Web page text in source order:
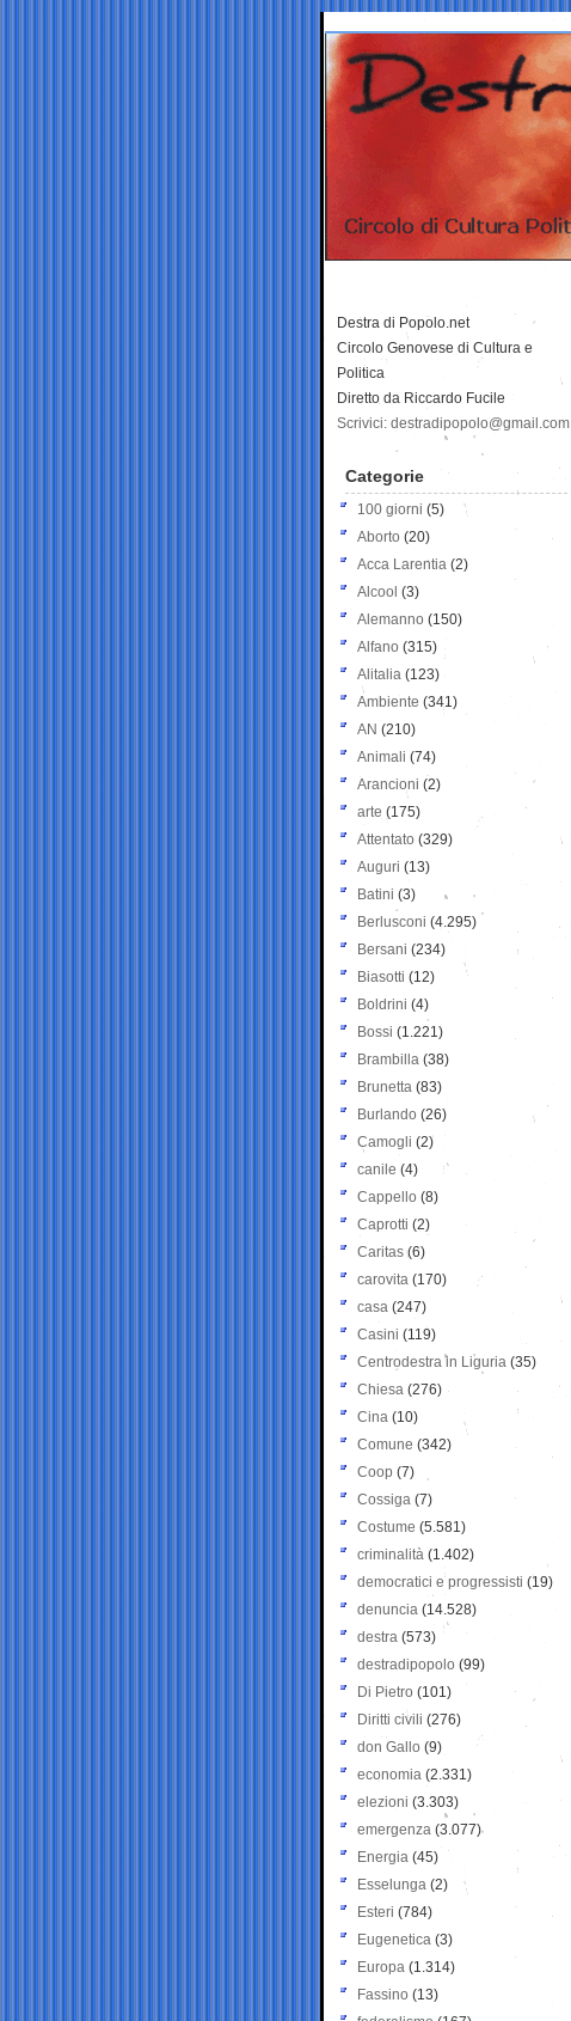
Destra di Popolo.net
Circolo Genovese di Cultura e
Politica
Diretto da Riccardo Fucile
Scrivici: destradipopolo@gmail.com
Categorie
100 giorni (5)
Aborto (20)
Acca Larentia (2)
Alcool (3)
Alemanno (150)
Alfano (315)
Alitalia (123)
Ambiente (341)
AN (210)
Animali (74)
Arancioni (2)
arte (175)
Attentato (329)
Auguri (13)
Batini (3)
Berlusconi (4.295)
Bersani (234)
Biasotti (12)
Boldrini (4)
Bossi (1.221)
Brambilla (38)
Brunetta (83)
Burlando (26)
Camogli (2)
canile (4)
Cappello (8)
Caprotti (2)
Caritas (6)
carovita (170)
casa (247)
Casini (119)
Centrodestra in Liguria (35)
Chiesa (276)
Cina (10)
Comune (342)
Coop (7)
Cossiga (7)
Costume (5.581)
criminalità (1.402)
democratici e progressisti (19)
denuncia (14.528)
destra (573)
destradipopolo (99)
Di Pietro (101)
Diritti civili (276)
don Gallo (9)
economia (2.331)
elezioni (3.303)
emergenza (3.077)
Energia (45)
Esselunga (2)
Esteri (784)
Eugenetica (3)
Europa (1.314)
Fassino (13)